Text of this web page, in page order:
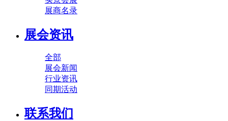
展商名录
展会资讯
全部
展会新闻
行业资讯
同期活动
联系我们